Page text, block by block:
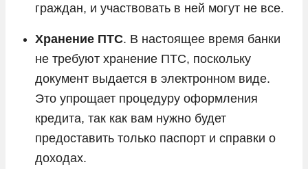
граждан, и участвовать в ней могут не все.
Хранение ПТС. В настоящее время банки
не требуют хранение ПТС, поскольку
документ выдается в электронном виде.
Это упрощает процедуру оформления
кредита, так как вам нужно будет
предоставить только паспорт и справки о
доходах.